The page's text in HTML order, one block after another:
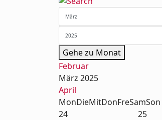
Gehe zu Monat
Februar
März 2025
April
MonDieMitDonFreSamSon
24
25